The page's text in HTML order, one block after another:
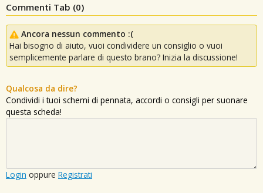
Commenti Tab (0)
Ancora nessun commento :(
Hai bisogno di aiuto, vuoi condividere un consiglio o vuoi
semplicemente parlare di questo brano? Inizia la discussione!
Qualcosa da dire?
Condividi i tuoi schemi di pennata, accordi o consigli per suonare
questa scheda!
Login oppure Registrati